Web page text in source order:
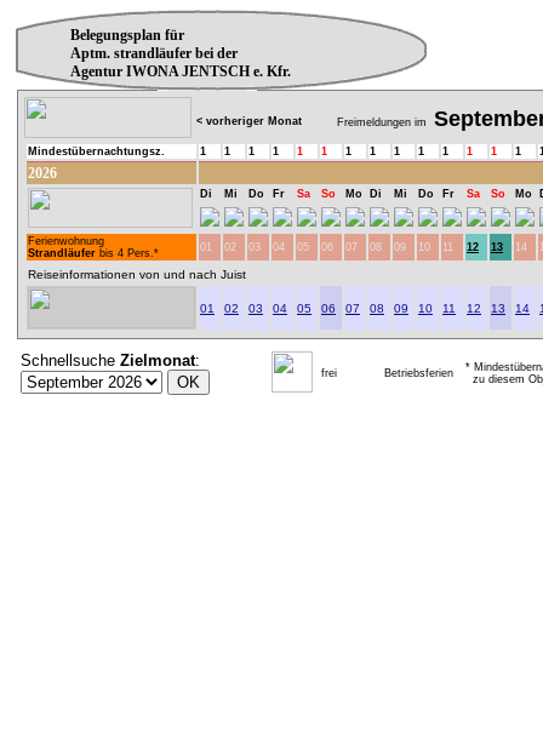
Belegungsplan für
Aptm. strandläufer bei der
Agentur IWONA JENTSCH e. Kfr.
< vorheriger Monat Freimeldungen im
Mindestübernachtungsz. 1 1 1 1 1 1 1 1 1 1 1 1 1 1
2026
Di Mi Do Fr Sa So Mo Di Mi Do Fr Sa So Mo
Ferienwohnung
Strandläufer bis 4 Pers.* 01 02 03 04 05 06 07 08 09 10 11 12 13 14
Reiseinformationen von und nach Juist
01 02 03 04 05 06 07 08 09 10 11 12 13 14
Schnellsuche Zielmonat:
frei Betriebsferien
*
zu diesem